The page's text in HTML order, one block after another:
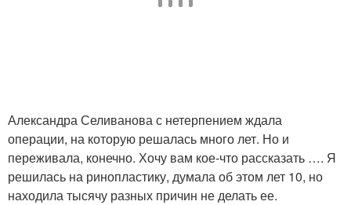
Александра Селиванова с нетерпением ждала
операции, на которую решалась много лет. Но и
переживала, конечно. Хочу вам кое-что рассказать …. Я
решилась на ринопластику, думала об этом лет 10, но
находила тысячу разных причин не делать ее.